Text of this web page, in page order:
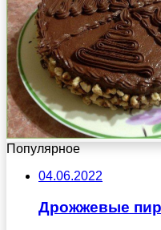
Популярное
04.06.2022
Дрожжевые